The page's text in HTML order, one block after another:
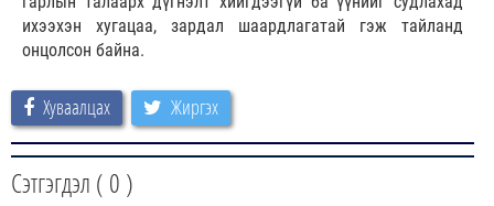
ихээхэн хугацаа, зардал шаардлагатай гэж тайланд
онцолсон байна.
Хуваалцах Жиргэх
Сэтгэгдэл ( 0 )